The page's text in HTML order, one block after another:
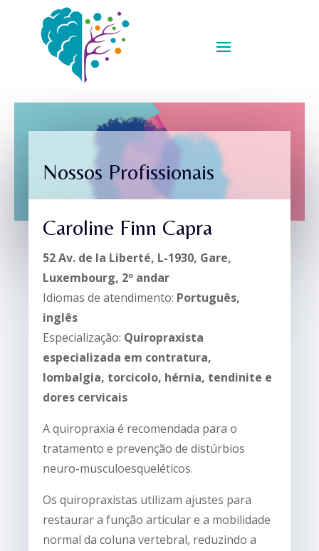
Nossos Profissionais
Caroline Finn Capra
52 Av. de la Liberté, L-1930, Gare,
Luxembourg, 2º andar
Idiomas de atendimento: Português,
inglês
Especialização: Quiropraxista
especializada em contratura,
lombalgia, torcicolo, hérnia, tendinite e
dores cervicais
A quiropraxia é recomendada para o
tratamento e prevenção de distúrbios
neuro-musculoesqueléticos.
Os quiropraxistas utilizam ajustes para
restaurar a função articular e a mobilidade
normal da coluna vertebral, reduzindo a